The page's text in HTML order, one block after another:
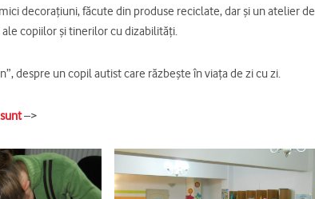
decoraţiuni, făcute din produse reciclate, dar şi un atelier de
copiilor şi tinerilor cu dizabilităţi.
despre un copil autist care răzbeşte în viaţa de zi cu zi.
–>